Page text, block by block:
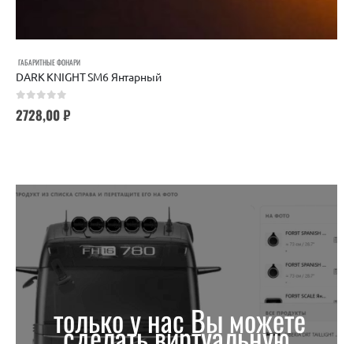
ГАБАРИТНЫЕ ФОНАРИ
DARK KNIGHT SM6 Янтарный
2728,00₽
только у нас Вы можете